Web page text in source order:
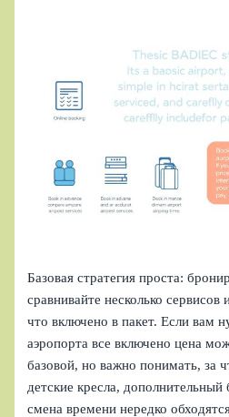
Базовая стратегия проста:
сравнивайте несколько
что включено в пакет. Если вам
аэропорта все включено цена
базовой, но важно понимать, за
детские кресла,
смена времени нередко